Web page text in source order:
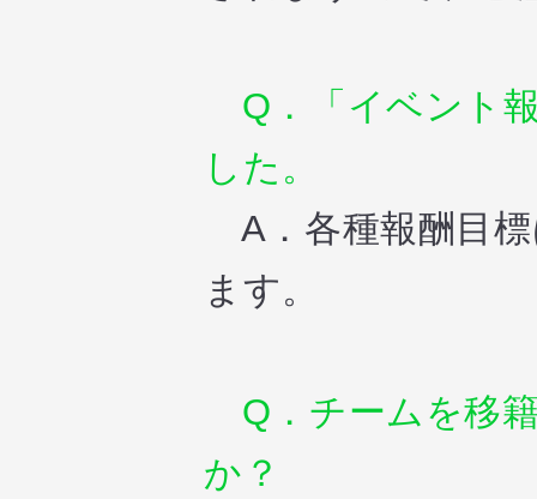
Q．「イベント
した。
A．各種報酬目
ます。
Q．チームを移
か？